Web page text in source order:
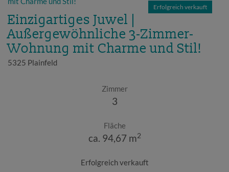
Erfolgreich verkauft
Einzigartiges Juwel |
Außergewöhnliche 3-Zimmer-
Wohnung mit Charme und Stil!
5325 Plainfeld
Zimmer
3
Fläche
ca. 94,67 m2
Erfolgreich verkauft